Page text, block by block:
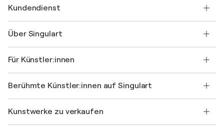
Kundendienst
Versand
Einen Gutschein verschenken
Werden Sie Mitglied unseres Handelsprogramms
Ihr Konto
+49 30 31196995
Über Singulart
FAQ
Singulart-Magazin
Jobs
Entdecken Sie kuratierte Originalkunst
Für Künstler:innen
Als Künstler anmelden
Berühmte Künstler:innen auf Singulart
Marc Chagall
Kunstwerke zu verkaufen